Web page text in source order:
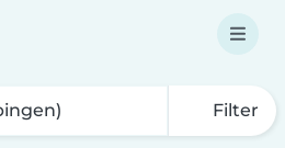
Filter